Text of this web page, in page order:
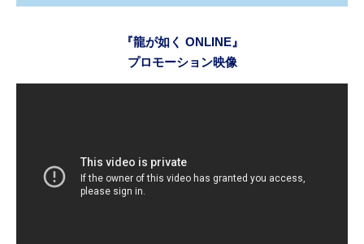
『龍が如く ONLINE』
プロモーション映像